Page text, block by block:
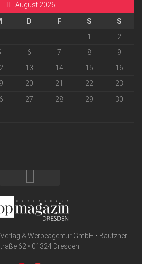
August 2026
D F S
S
1
2
6 7 8
9
13 14 15
16
20 21 22
23
27 28 29
30
& Werbeagentur GmbH • Bautzner
62 • 01324 Dresden